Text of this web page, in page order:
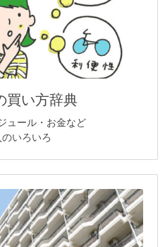
買い方辞典
ュール・お金など
いろいろ